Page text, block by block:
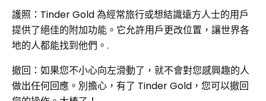
護照：Tinder Gold 為經常旅行或想結識遠方人士的用戶
提供了絕佳的附加功能。它允許用戶更改位置，讓世界各
地的人都能找到他們。.
撤回：如果您不小心向左滑動了，就不會對您感興趣的人
做出任何回應。別擔心，有了 Tinder Gold，您可以撤回